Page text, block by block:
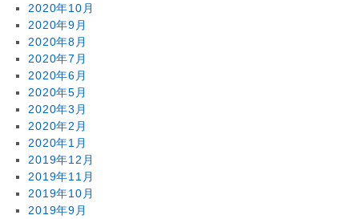
2020年10月
2020年9月
2020年8月
2020年7月
2020年6月
2020年5月
2020年3月
2020年2月
2020年1月
2019年12月
2019年11月
2019年10月
2019年9月